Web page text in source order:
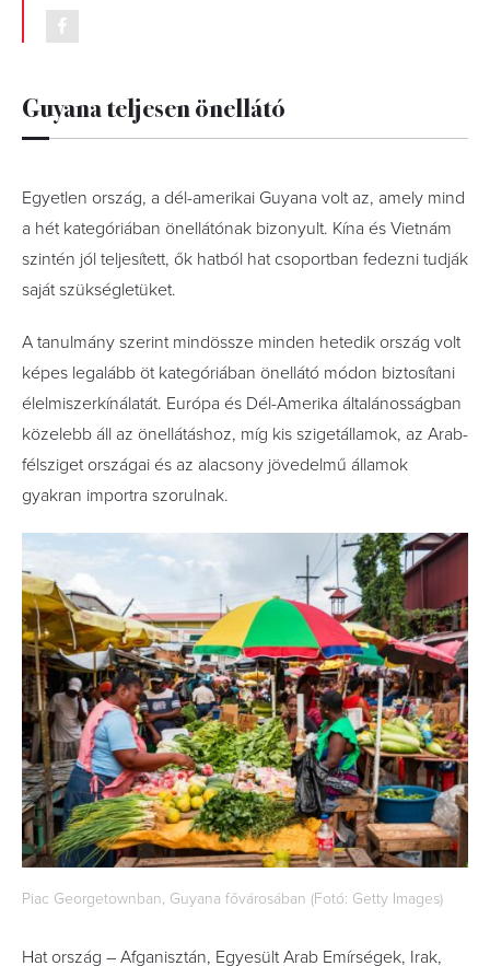
Guyana teljesen önellátó
Egyetlen ország, a dél-amerikai Guyana volt az, amely mind
a hét kategóriában önellátónak bizonyult. Kína és Vietnám
szintén jól teljesített, ők hatból hat csoportban fedezni tudják
saját szükségletüket.
A tanulmány szerint mindössze minden hetedik ország volt
képes legalább öt kategóriában önellátó módon biztosítani
élelmiszerkínálatát. Európa és Dél-Amerika általánosságban
közelebb áll az önellátáshoz, míg kis szigetállamok, az Arab-
félsziget országai és az alacsony jövedelmű államok
gyakran importra szorulnak.
Piac Georgetownban, Guyana fővárosában (Fotó: Getty Images)
Hat ország – Afganisztán, Egyesült Arab Emírségek, Irak,